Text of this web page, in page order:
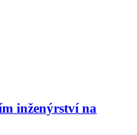
inženýrství na